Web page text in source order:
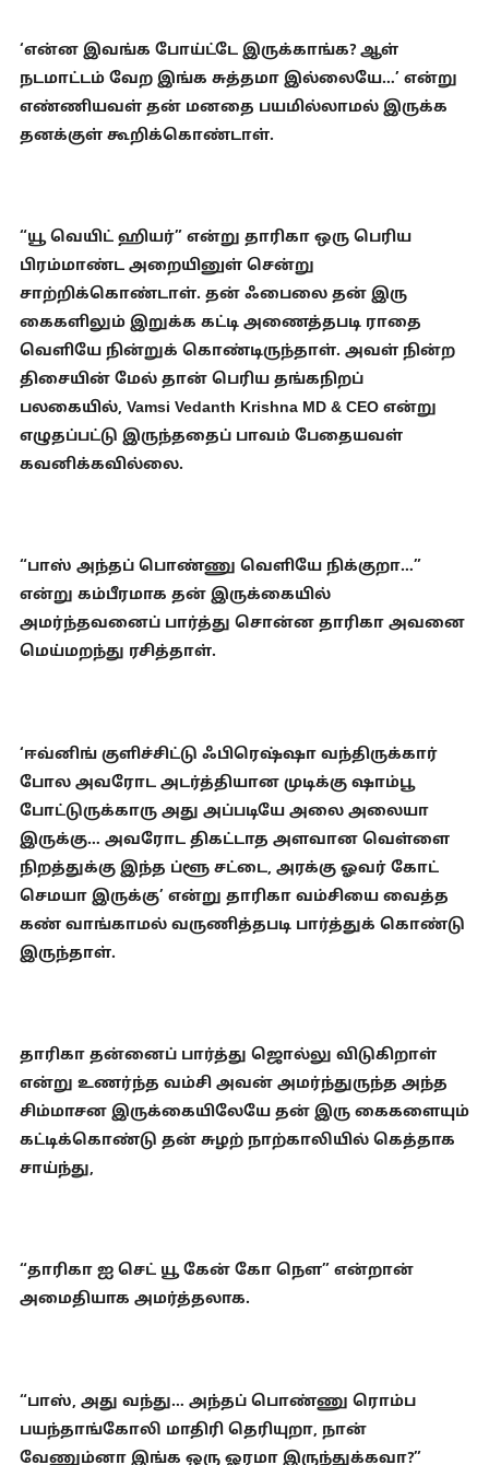
‘என்ன இவங்க போய்ட்டே இருக்காங்க? ஆள்
நடமாட்டம் வேற இங்க சுத்தமா இல்லையே…’ என்று
எண்ணியவள் தன் மனதை பயமில்லாமல் இருக்க
தனக்குள் கூறிக்கொண்டாள்.
“யூ வெயிட் ஹியர்” என்று தாரிகா ஒரு பெரிய
பிரம்மாண்ட அறையினுள் சென்று
சாற்றிக்கொண்டாள். தன் ஃபைலை தன் இரு
கைகளிலும் இறுக்க கட்டி அணைத்தபடி ராதை
வெளியே நின்றுக் கொண்டிருந்தாள். அவள் நின்ற
திசையின் மேல் தான் பெரிய தங்கநிறப்
பலகையில், Vamsi Vedanth Krishna MD & CEO என்று
எழுதப்பட்டு இருந்ததைப் பாவம் பேதையவள்
கவனிக்கவில்லை.
“பாஸ் அந்தப் பொண்ணு வெளியே நிக்குறா…”
என்று கம்பீரமாக தன் இருக்கையில்
அமர்ந்தவனைப் பார்த்து சொன்ன தாரிகா அவனை
மெய்மறந்து ரசித்தாள்.
‘ஈவ்னிங் குளிச்சிட்டு ஃபிரெஷ்ஷா வந்திருக்கார்
போல அவரோட அடர்த்தியான முடிக்கு ஷாம்பூ
போட்டுருக்காரு அது அப்படியே அலை அலையா
இருக்கு… அவரோட திகட்டாத அளவான வெள்ளை
நிறத்துக்கு இந்த ப்ளூ சட்டை, அரக்கு ஓவர் கோட்
செமயா இருக்கு’ என்று தாரிகா வம்சியை வைத்த
கண் வாங்காமல் வருணித்தபடி பார்த்துக் கொண்டு
இருந்தாள்.
தாரிகா தன்னைப் பார்த்து ஜொல்லு விடுகிறாள்
என்று உணர்ந்த வம்சி அவன் அமர்ந்துருந்த அந்த
சிம்மாசன இருக்கையிலேயே தன் இரு கைகளையும்
கட்டிக்கொண்டு தன் சுழற் நாற்காலியில் கெத்தாக
சாய்ந்து,
“தாரிகா ஐ செட் யூ கேன் கோ நௌ” என்றான்
அமைதியாக அமர்த்தலாக.
“பாஸ், அது வந்து… அந்தப் பொண்ணு ரொம்ப
பயந்தாங்கோலி மாதிரி தெரியுறா, நான்
வேணும்னா இங்க ஒரு ஓரமா இருந்துக்கவா?”